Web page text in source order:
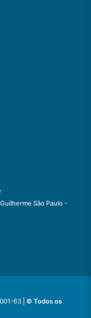
São Paulo -
63 | © Todos os